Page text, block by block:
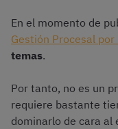
En el momento de
Gestión Procesal
temas.
Por tanto, no es un
requiere bastante
dominarlo de cara al